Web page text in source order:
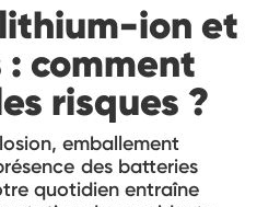
ion et
comment
risques ?
emballement
des batteries
quotidien entraîne